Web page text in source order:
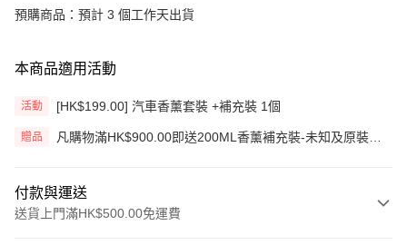
預購商品：預計 3 個工作天出貨
本商品適用活動
活動 [HK$199.00] 汽車香薰套裝 +補充裝 1個
贈品
凡購物滿HK$900.00即送200ML香薰補充裝-未知及原裝藤
付款與運送
送貨上門滿HK$500.00免運費